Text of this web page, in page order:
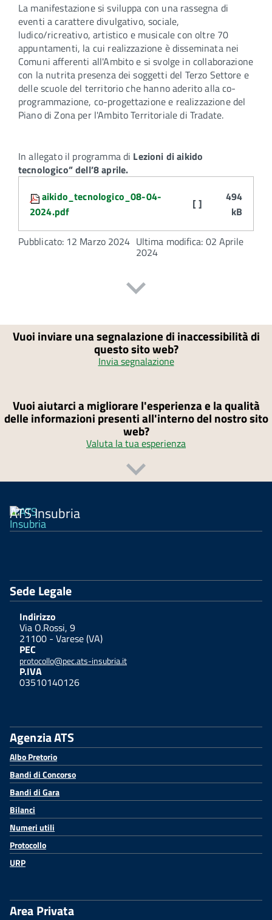
La manifestazione si sviluppa con una rassegna di
eventi a carattere divulgativo, sociale,
ludico/ricreativo, artistico e musicale con oltre 70
appuntamenti, la cui realizzazione è disseminata nei
Comuni afferenti all'Ambito e si svolge in collaborazione
con la nutrita presenza dei soggetti del Terzo Settore e
delle scuole del territorio che hanno aderito alla co-
programmazione, co-progettazione e realizzazione del
Piano di Zona per l'Ambito Territoriale di Tradate.
In allegato il programma di Lezioni di aikido
tecnologico” dell’8 aprile.
aikido_tecnologico_08-04-
2024.pdf
[ ]
494
kB
Pubblicato: 12 Marzo 2024 Ultima modifica: 02 Aprile
2024
Vuoi inviare una segnalazione di inaccessibilità di
questo sito web?
Invia segnalazione
Vuoi aiutarci a migliorare l'esperienza e la qualità
delle informazioni presenti all'interno del nostro sito
web?
Valuta la tua esperienza
ATS Insubria
Sede Legale
Indirizzo
Via O.Rossi, 9
21100 - Varese (VA)
PEC
protocollo@pec.ats-insubria.it
P.IVA
03510140126
Agenzia ATS
Albo Pretorio
Bandi di Concorso
Bandi di Gara
Bilanci
Numeri utili
Protocollo
URP
Area Privata